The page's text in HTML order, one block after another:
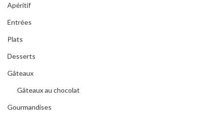
Apéritif
Entrées
Plats
Desserts
Gâteaux
Gâteaux au chocolat
Gourmandises